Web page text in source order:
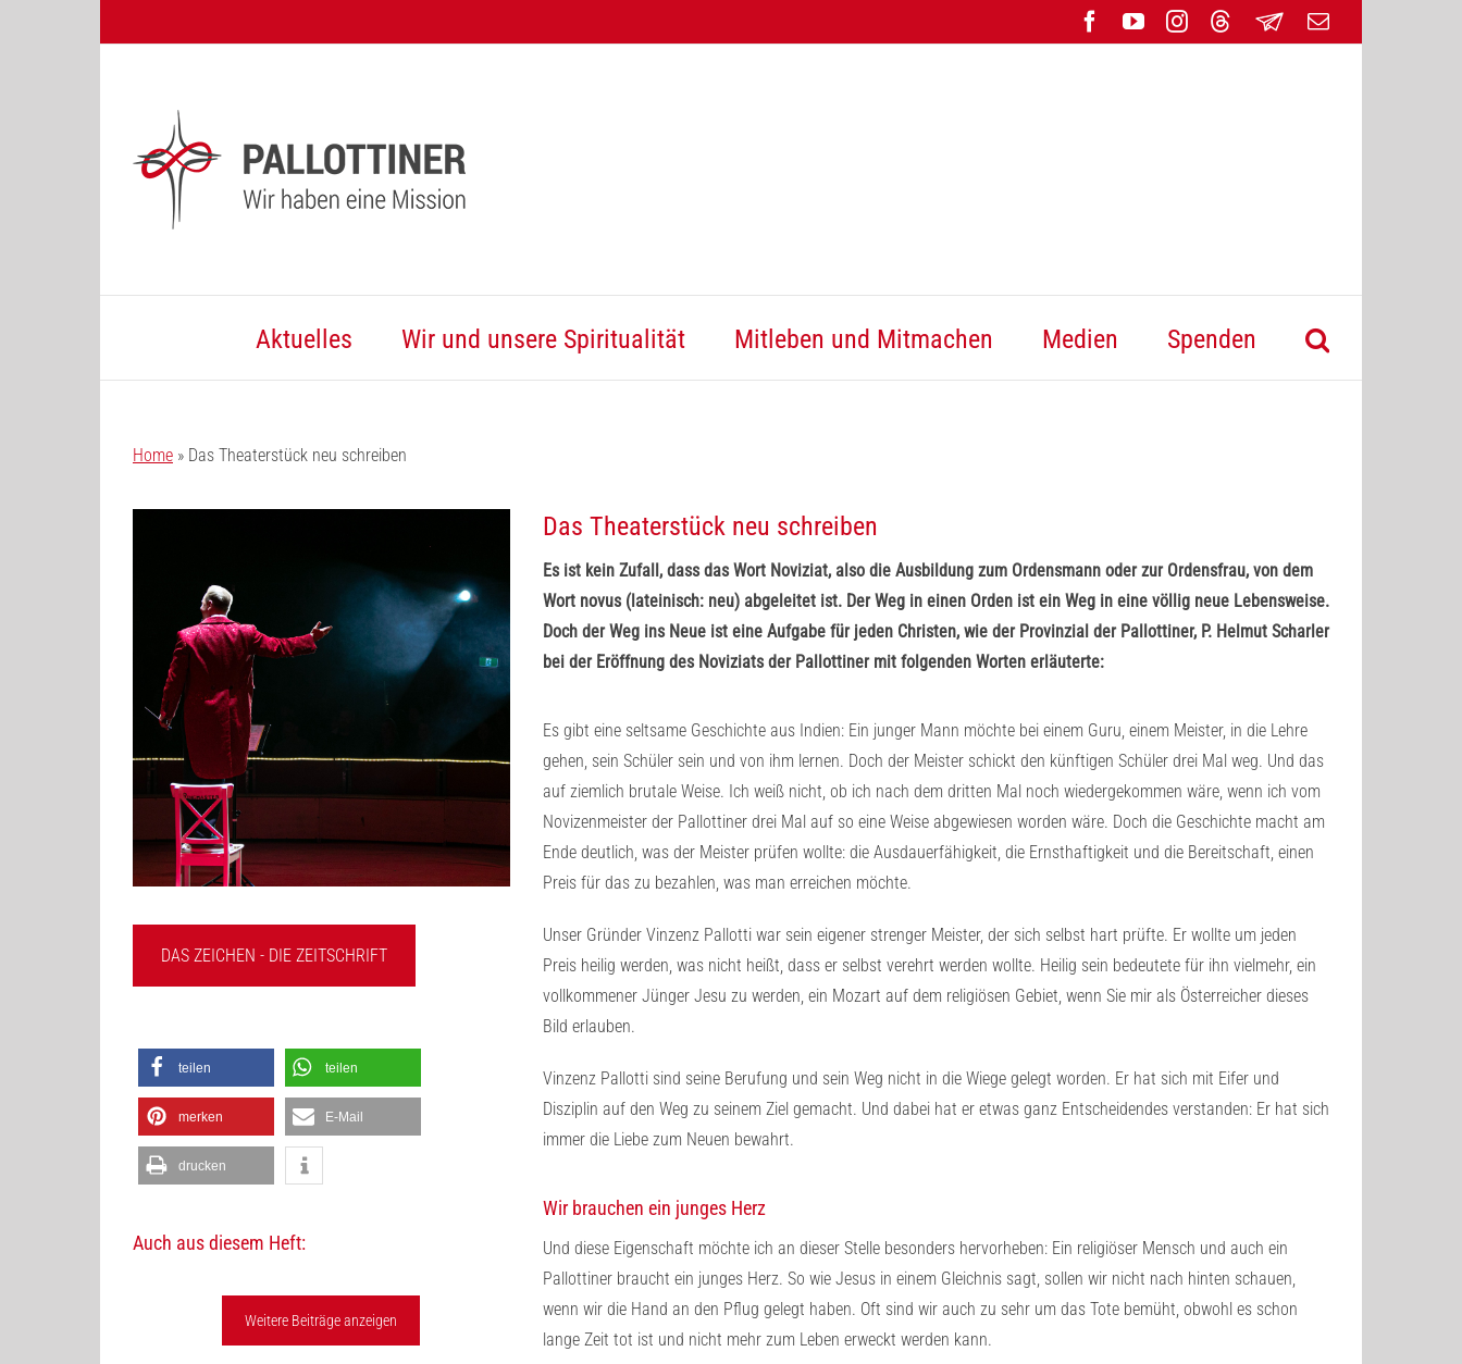
Facebook
YouTubeInstagram
Threads
Newsletter
E-
Mail
Aktuelles Wir und unsere Spiritualität Mitleben und Mitmachen Medien Spenden
Home » Das Theaterstück neu schreiben
DAS ZEICHEN - DIE ZEITSCHRIFT
teilen teilen
merken E-Mail
drucken
Auch aus diesem Heft:
Weitere Beiträge anzeigen
Das Theaterstück neu schreiben
Es ist kein Zufall, dass das Wort Noviziat, also die Ausbildung zum Ordensmann oder zur Ordensfrau, von dem
Wort novus (lateinisch: neu) abgeleitet ist. Der Weg in einen Orden ist ein Weg in eine völlig neue Lebensweise.
Doch der Weg ins Neue ist eine Aufgabe für jeden Christen, wie der Provinzial der Pallottiner, P. Helmut Scharler
bei der Eröffnung des Noviziats der Pallottiner mit folgenden Worten erläuterte:
Es gibt eine seltsame Geschichte aus Indien: Ein junger Mann möchte bei einem Guru, einem Meister, in die Lehre
gehen, sein Schüler sein und von ihm lernen. Doch der Meister schickt den künftigen Schüler drei Mal weg. Und das
auf ziemlich brutale Weise. Ich weiß nicht, ob ich nach dem dritten Mal noch wiedergekommen wäre, wenn ich vom
Novizenmeister der Pallottiner drei Mal auf so eine Weise abgewiesen worden wäre. Doch die Geschichte macht am
Ende deutlich, was der Meister prüfen wollte: die Ausdauerfähigkeit, die Ernsthaftigkeit und die Bereitschaft, einen
Preis für das zu bezahlen, was man erreichen möchte.
Unser Gründer Vinzenz Pallotti war sein eigener strenger Meister, der sich selbst hart prüfte. Er wollte um jeden
Preis heilig werden, was nicht heißt, dass er selbst verehrt werden wollte. Heilig sein bedeutete für ihn vielmehr, ein
vollkommener Jünger Jesu zu werden, ein Mozart auf dem religiösen Gebiet, wenn Sie mir als Österreicher dieses
Bild erlauben.
Vinzenz Pallotti sind seine Berufung und sein Weg nicht in die Wiege gelegt worden. Er hat sich mit Eifer und
Disziplin auf den Weg zu seinem Ziel gemacht. Und dabei hat er etwas ganz Entscheidendes verstanden: Er hat sich
immer die Liebe zum Neuen bewahrt.
Wir brauchen ein junges Herz
Und diese Eigenschaft möchte ich an dieser Stelle besonders hervorheben: Ein religiöser Mensch und auch ein
Pallottiner braucht ein junges Herz. So wie Jesus in einem Gleichnis sagt, sollen wir nicht nach hinten schauen,
wenn wir die Hand an den Pflug gelegt haben. Oft sind wir auch zu sehr um das Tote bemüht, obwohl es schon
lange Zeit tot ist und nicht mehr zum Leben erweckt werden kann.